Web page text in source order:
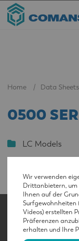
Home Data Sheets
0500
LC Models
Wir verwenden
Drittanbietern, um
Ihnen auf der
Surfgewohnheiten
Videos) erstellten
Präferenzen
erhalten und Ihre